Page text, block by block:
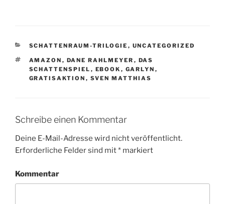
KATEGORIEN
SCHATTENRAUM-TRILOGIE , UNCATEGORIZED
SCHLAGWÖRTER
AMAZON , DANE RAHLMEYER , DAS
SCHATTENSPIEL , EBOOK , GARLYN ,
GRATISAKTION , SVEN MATTHIAS
Schreibe einen Kommentar
Deine E-Mail-Adresse wird nicht veröffentlicht.
Erforderliche Felder sind mit* markiert
Kommentar